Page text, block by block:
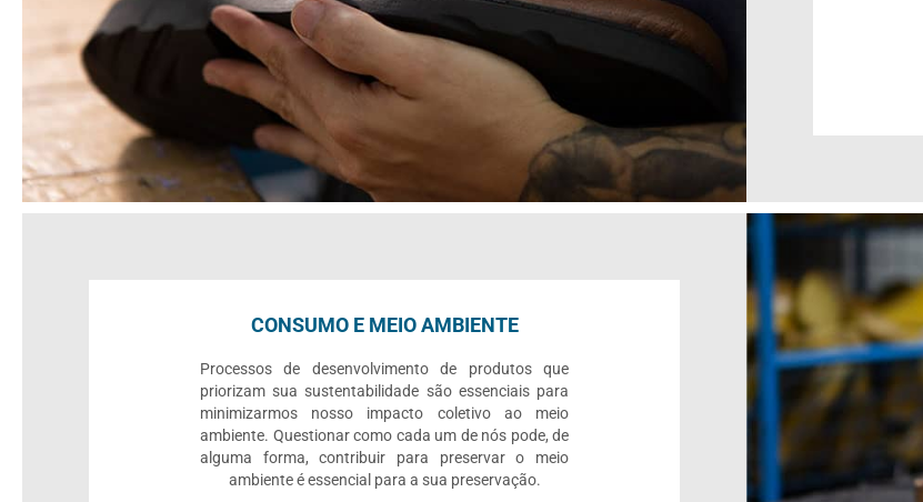
CONSUMO E MEIO AMBIENTE
Processos de desenvolvimento de produtos que
priorizam sua sustentabilidade são essenciais para
minimizarmos nosso impacto coletivo ao meio
ambiente. Questionar como cada um de nós pode, de
alguma forma, contribuir para preservar o meio
ambiente é essencial para a sua preservação.